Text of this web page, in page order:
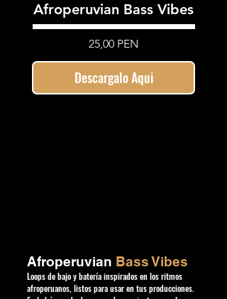
Afroperuvian Bass Vibes
Precio
25,00 PEN
Descargalo Aqui
Afroperuvian Bass Vibes
Loops de bajo y batería inspirados en los ritmos
afroperuanos, listos para usar en tus producciones.